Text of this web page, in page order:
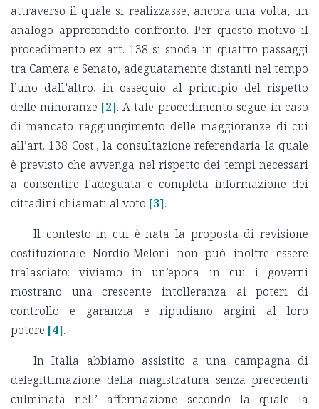
attraverso il quale si realizzasse, ancora una volta, un
analogo approfondito confronto. Per questo motivo il
procedimento ex art. 138 si snoda in quattro passaggi
tra Camera e Senato, adeguatamente distanti nel tempo
l’uno dall’altro, in ossequio al principio del rispetto
delle minoranze [2]. A tale procedimento segue in caso
di mancato raggiungimento delle maggioranze di cui
all’art. 138 Cost., la consultazione referendaria la quale
è previsto che avvenga nel rispetto dei tempi necessari
a consentire l’adeguata e completa informazione dei
cittadini chiamati al voto [3].
Il contesto in cui è nata la proposta di revisione
costituzionale Nordio-Meloni non può inoltre essere
tralasciato: viviamo in un’epoca in cui i governi
mostrano una crescente intolleranza ai poteri di
controllo e garanzia e ripudiano argini al loro
potere [4].
In Italia abbiamo assistito a una campagna di
delegittimazione della magistratura senza precedenti
culminata nell’ affermazione secondo la quale la